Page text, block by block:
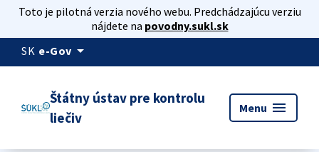
Toto je pilotná verzia nového webu. Predchádzajúcu verziu
nájdete na povodny.sukl.sk
SK e-Gov arrow_drop_down
Štátny ústav pre kontrolu
liečiv
Menu menu